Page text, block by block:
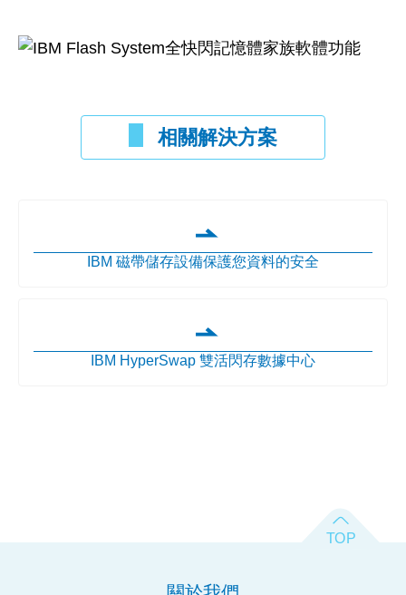
相關解決方案
IBM 磁帶儲存設備保護您資料的安全
IBM HyperSwap 雙活閃存數據中心